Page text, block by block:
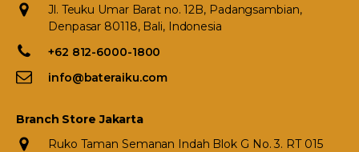
Jl. Teuku Umar Barat no. 12B, Padangsambian,
Denpasar 80118, Bali, Indonesia
+62 812-6000-1800
info@bateraiku.com
Branch Store Jakarta
Ruko Taman Semanan Indah Blok G No. 3. RT 015